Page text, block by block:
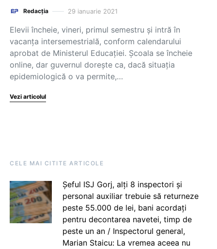
Redacția 29 ianuarie 2021
Elevii încheie, vineri, primul semestru și intră în
vacanța intersemestrială, conform calendarului
aprobat de Ministerul Educației. Școala se încheie
online, dar guvernul dorește ca, dacă situația
epidemiologică o va permite,…
Vezi articolul
CELE MAI CITITE ARTICOLE
Șeful ISJ Gorj, alți 8 inspectori și
personal auxiliar trebuie să returneze
peste 55.000 de lei, bani acordați
pentru decontarea navetei, timp de
peste un an / Inspectorul general,
Marian Staicu: La vremea aceea nu